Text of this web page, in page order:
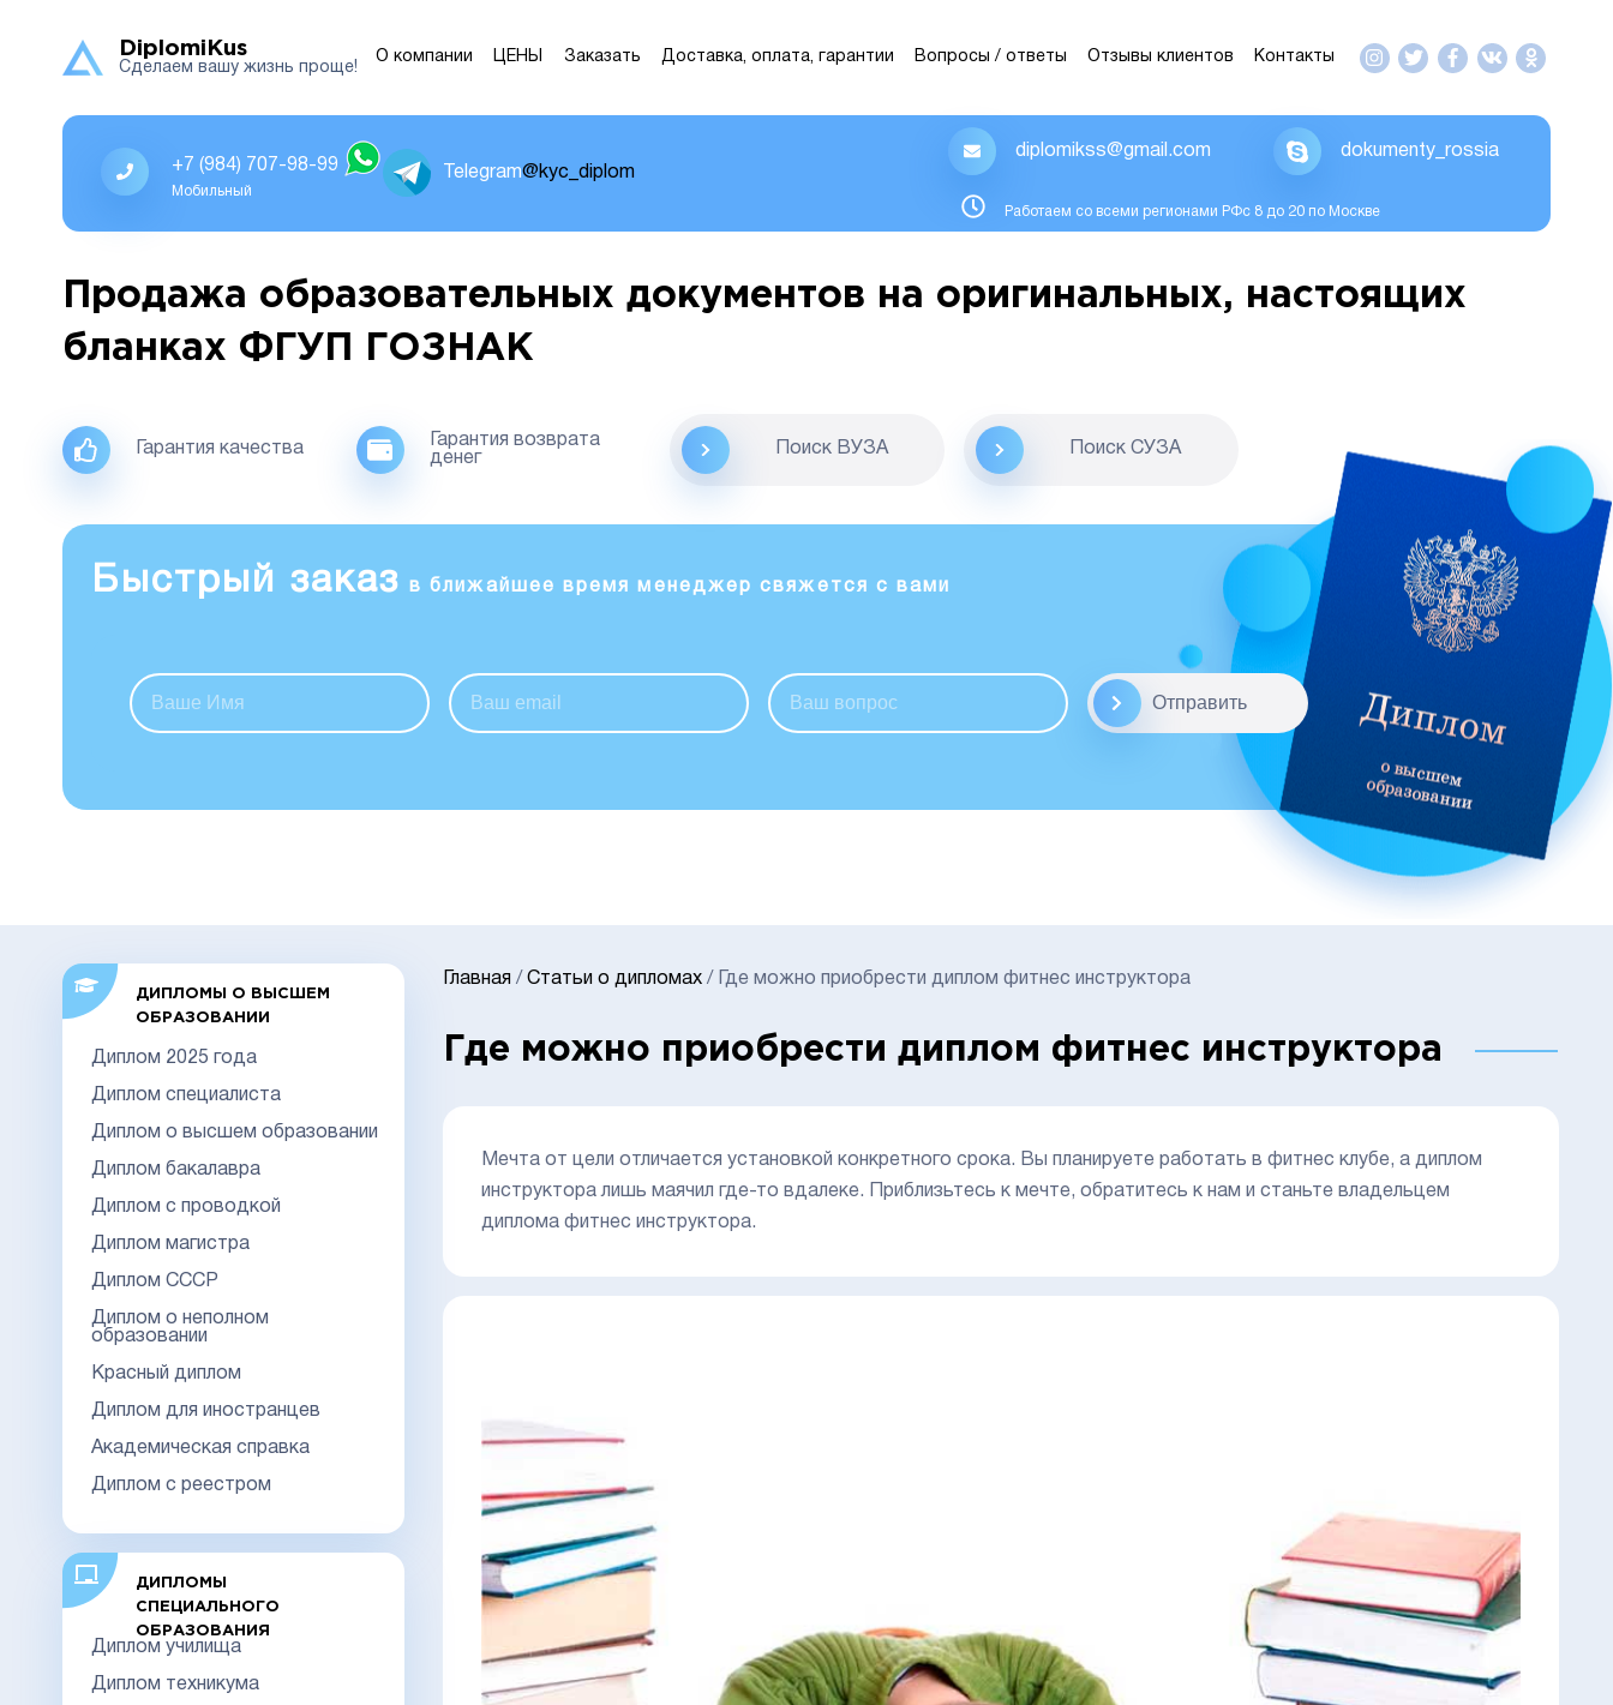
DiplomiKus
Сделаем вашу жизнь проще!
О компании ЦЕНЫ Заказать Доставка, оплата, гарантии Вопросы / ответы Отзывы клиентов Контакты
+7 (984) 707-98-99
Мобильный
Telegram@kyc_diplom
diplomikss@gmail.com dokumenty_rossia
Работаем со всеми регионами РФс 8 до 20 по Москве
Продажа образовательных документов на оригинальных, настоящих
бланках ФГУП ГОЗНАК
Гарантия качества
Гарантия возврата
денег
Поиск ВУЗА Поиск CУЗА
Быстрый заказ в ближайшее время менеджер свяжется с вами
Отправить
ДИПЛОМЫ О ВЫСШЕМ
ОБРАЗОВАНИИ
Диплом 2025 года
Диплом специалиста
Диплом о высшем образовании
Диплом бакалавра
Диплом с проводкой
Диплом магистра
Диплом СССР
Диплом о неполном
образовании
Красный диплом
Диплом для иностранцев
Академическая справка
Диплом с реестром
ДИПЛОМЫ
СПЕЦИАЛЬНОГО
ОБРАЗОВАНИЯ
Диплом училища
Диплом техникума
Главная /Статьи о дипломах / Где можно приобрести диплом фитнес инструктора
Где можно приобрести диплом фитнес инструктора
Мечта от цели отличается установкой конкретного срока. Вы планируете работать в фитнес клубе, а диплом
инструктора лишь маячил где-то вдалеке. Приблизьтесь к мечте, обратитесь к нам и станьте владельцем
диплома фитнес инструктора.